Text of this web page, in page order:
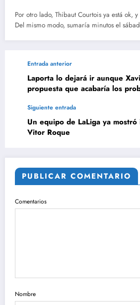
Por otro lado, Thibaut Courtois ya está ok,
Del mismo modo, sumaría minutos el
Entrada anterior
Laporta lo dejará ir aunque
propuesta que acabaría los
Siguiente entrada
Un equipo de LaLiga ya
Vitor Roque
PUBLICAR COMENTARIO
Comentarios
Nombre